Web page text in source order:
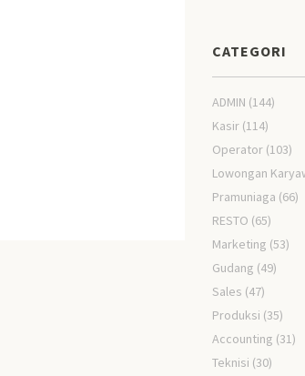
CATEGORI
ADMIN (144)
Kasir (114)
Operator (103)
Lowongan
Pramuniaga (66)
RESTO (65)
Marketing (53)
Gudang (49)
Sales (47)
Produksi (35)
Accounting (31)
Teknisi (30)